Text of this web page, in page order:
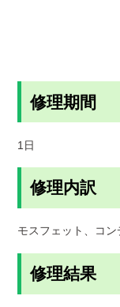
修理期間
1日
修理内訳
モスフェット、コン
修理結果